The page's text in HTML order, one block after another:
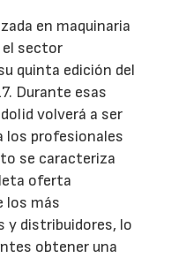
en maquinaria
el sector
quinta edición del
Durante esas
volverá a ser
los profesionales
se caracteriza
oferta
los más
distribuidores, lo
obtener una